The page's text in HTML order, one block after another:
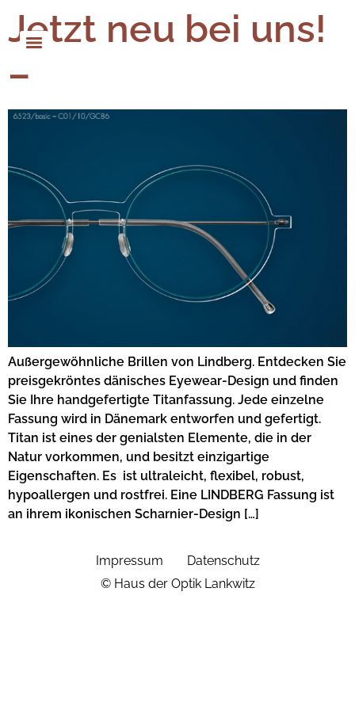
Jetzt neu bei uns!
–
Außergewöhnliche Brillen von Lindberg. Entdecken Sie
preisgekröntes dänisches Eyewear-Design und finden
Sie Ihre handgefertigte Titanfassung. Jede einzelne
Fassung wird in Dänemark entworfen und gefertigt.
Titan ist eines der genialsten Elemente, die in der
Natur vorkommen, und besitzt einzigartige
Eigenschaften. Es ist ultraleicht, flexibel, robust,
hypoallergen und rostfrei. Eine LINDBERG Fassung ist
an ihrem ikonischen Scharnier-Design […]
Impressum
Datenschutz
© Haus der Optik Lankwitz